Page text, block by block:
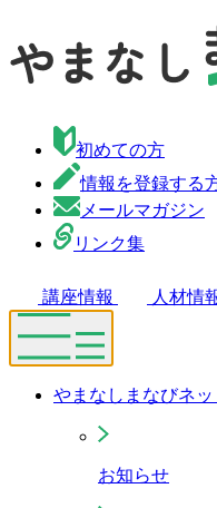
初めての方
情報を登録する
メールマガジン
リンク集
講座情報 人材情
やまなしまなびネッ
お知らせ